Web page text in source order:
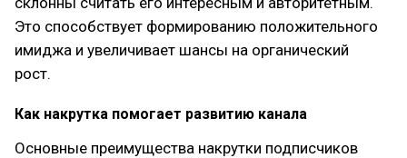
Это способствует формированию положительного
имиджа и увеличивает шансы на органический
рост.
Как накрутка помогает развитию канала
Основные преимущества накрутки подписчиков